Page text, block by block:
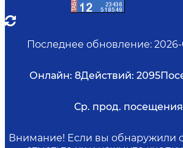
Последнее обновление: 2026-
Онлайн: 8Действий: 2095
Ср. прод.
Внимание! Если вы обнаружили